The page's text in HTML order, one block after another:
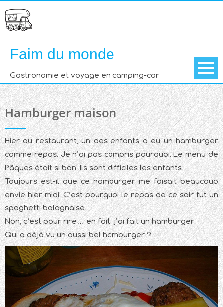
to
content
Faim du monde
Gastronomie et voyage en camping-car
Hamburger maison
Hier au restaurant, un des enfants a eu un hamburger
comme repas. Je n’ai pas compris pourquoi. Le menu de
Pâques était si bon. Ils sont difficiles les enfants.
Toujours est-il que ce hamburger me faisait beaucoup
envie hier midi. C’est pourquoi le repas de ce soir fut un
spaghetti bolognaise.
Non, c’est pour rire… en fait, j’ai fait un hamburger.
Qui a déjà vu un aussi bel hamburger ?